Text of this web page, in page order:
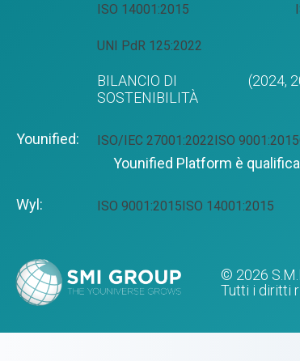
ISO 14001:2015
UNI PdR 125:2022
BILANCIO DI
SOSTENIBILITÀ
(2024,
Younified: ISO/IEC 27001:2022ISO 9001:2015
Younified Platform è
Wyl: ISO 9001:2015ISO 14001:2015
© 2026
Tutti i diritti